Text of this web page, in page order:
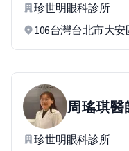
珍世明眼科診所
106台灣台北市大
周瑤琪醫
珍世明眼科診所